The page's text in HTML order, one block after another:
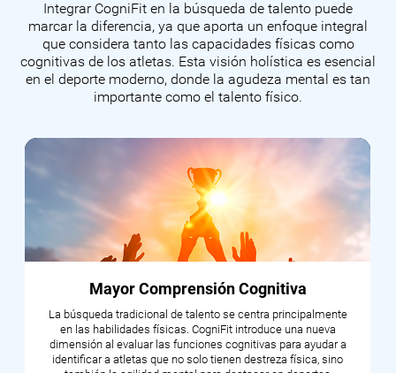
Integrar CogniFit en la búsqueda de talento puede
marcar la diferencia, ya que aporta un enfoque integral
que considera tanto las capacidades físicas como
cognitivas de los atletas. Esta visión holística es esencial
en el deporte moderno, donde la agudeza mental es tan
importante como el talento físico.
Mayor Comprensión Cognitiva
La búsqueda tradicional de talento se centra principalmente
en las habilidades físicas. CogniFit introduce una nueva
dimensión al evaluar las funciones cognitivas para ayudar a
identificar a atletas que no solo tienen destreza física, sino